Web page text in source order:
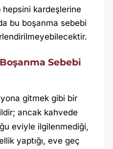
kardeşlerine
bu boşanma sebebi
Sebebi
gitmek gibi bir
ancak kahvede
eviyle ilgilenmediği,
yaptığı, eve geç